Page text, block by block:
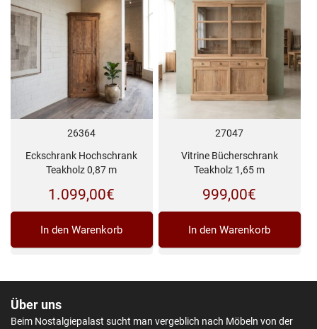
26364
Eckschrank Hochschrank
Teakholz 0,87 m
1.099,00€
In den Warenkorb
27047
Vitrine Bücherschrank
Teakholz 1,65 m
999,00€
In den Warenkorb
Über uns
Beim Nostalgiepalast sucht man vergeblich nach Möbeln von der